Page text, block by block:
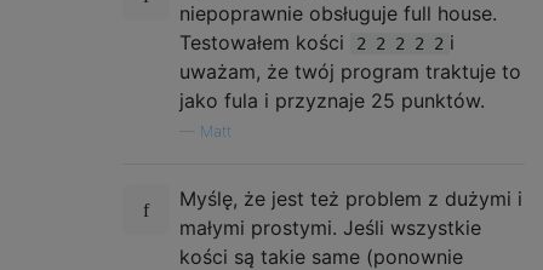
niepoprawnie obsługuje full house.
Testowałem kości
2 2 2 2 2 i
uważam, że twój program traktuje to
jako fula i przyznaje 25 punktów.
Matt
Myślę, że jest też problem z dużymi i
małymi prostymi. Jeśli wszystkie
kości są takie same (ponownie